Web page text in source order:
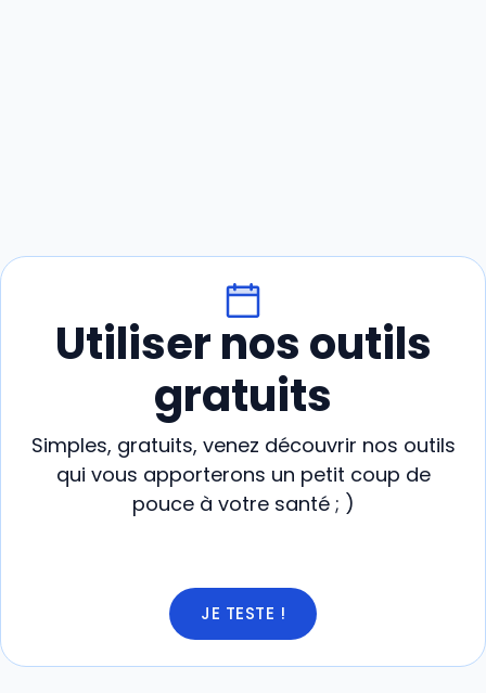
Utiliser nos outils
gratuits
Simples, gratuits, venez découvrir nos outils
qui vous apporterons un petit coup de
pouce à votre santé ; )
JE TESTE !